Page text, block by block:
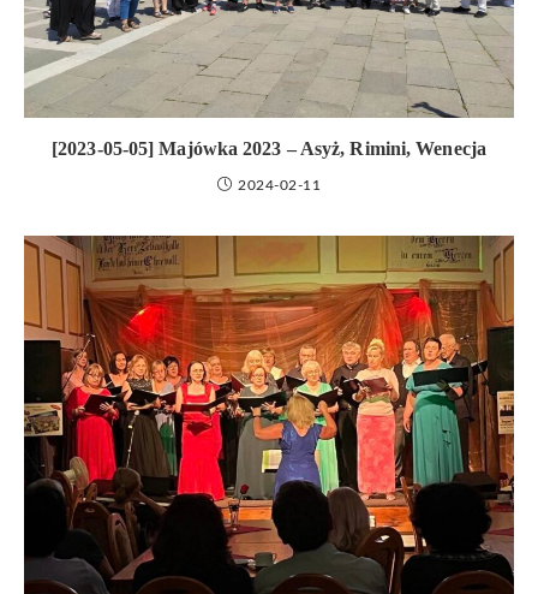
[2023-05-05] Majówka 2023 – Asyż, Rimini, Wenecja
2024-02-11